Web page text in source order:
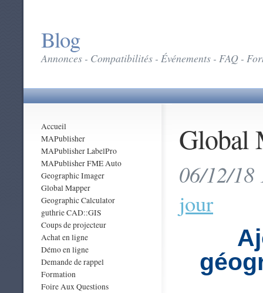
Blog
Annonces - Compatibilités - Événements - FAQ -
Accueil
MAPublisher
MAPublisher LabelPro
MAPublisher FME Auto
Geographic Imager
Global Mapper
Geographic Calculator
guthrie CAD::GIS
Coups de projecteur
Achat en ligne
Démo en ligne
Demande de rappel
Formation
Foire Aux Questions
Global
06/12/
jour